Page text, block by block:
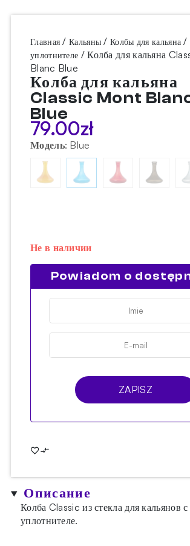
Главная /Кальяны /Колбы для кальяна /
уплотнителе / Колба для кальяна
Blanc Blue
Колба для кальяна
Classic Mont
Blue
79.00zł
Модель: Blue
Не в наличии
Powiadom o
ZAPISZ
Описание
Колба Classic из стекла для кальянов
уплотнителе.